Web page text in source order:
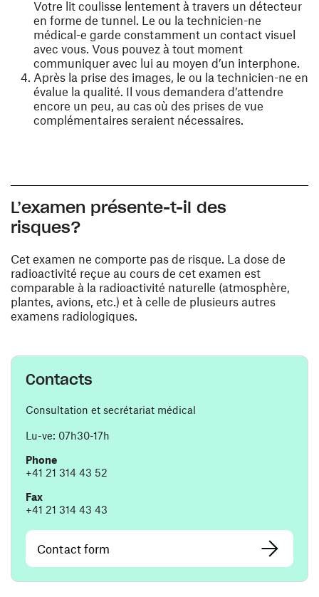
Votre lit coulisse lentement à travers un détecteur
en forme de tunnel. Le ou la technicien-ne
médical-e garde constamment un contact visuel
avec vous. Vous pouvez à tout moment
communiquer avec lui au moyen d’un interphone.
Après la prise des images, le ou la technicien-ne en
évalue la qualité. Il vous demandera d’attendre
encore un peu, au cas où des prises de vue
complémentaires seraient nécessaires.
L’examen présente-t-il des
risques?
Cet examen ne comporte pas de risque. La dose de
radioactivité reçue au cours de cet examen est
comparable à la radioactivité naturelle (atmosphère,
plantes, avions, etc.) et à celle de plusieurs autres
examens radiologiques.
Contacts
Consultation et secrétariat médical
Lu-ve: 07h30-17h
Phone
+41 21 314 43 52
Fax
+41 21 314 43 43
Contact form